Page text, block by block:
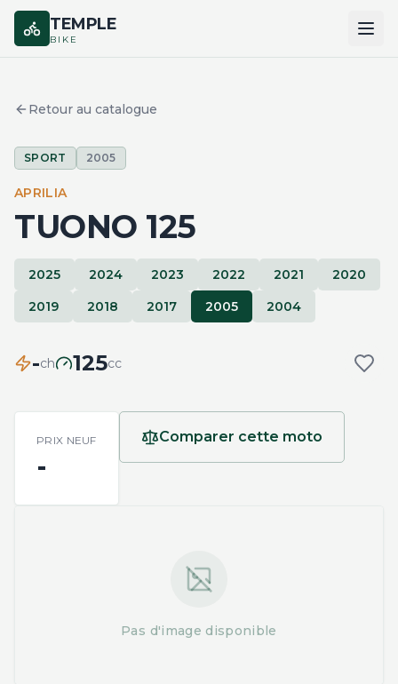
TEMPLE
BIKE
MARQUES
COMPARER
Retour au catalogue
SPORT 2005
APRILIA
TUONO 125
2025 2024 2023 2022 2021
2020
2019
2018 2017 2005 2004
-ch 125cc
PRIX NEUF
-
Comparer cette moto
Pas d'image disponible